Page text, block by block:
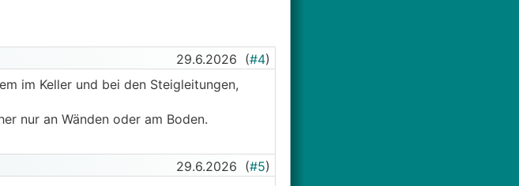
29.6.2026 (#4)
im Keller und bei den Steigleitungen,
nur an Wänden oder am Boden.
29.6.2026 (#5)